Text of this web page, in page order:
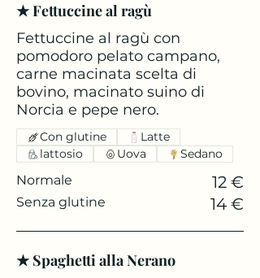
★ Fettuccine al ragù
Fettuccine al ragù con
pomodoro pelato campano,
carne macinata scelta di
bovino, macinato suino di
Norcia e pepe nero.
Normale 12 €
Senza glutine 14 €
Con glutine
Latte
lattosio
Uova Sedano
★ Spaghetti alla Nerano